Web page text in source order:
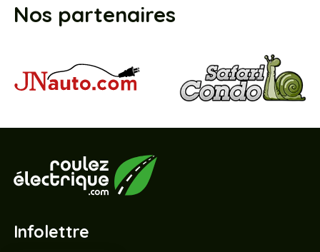
Nos partenaires
Infolettre